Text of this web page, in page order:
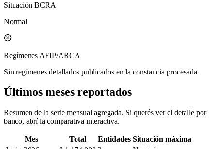
Situación BCRA
Normal
Regímenes AFIP/ARCA
Sin regímenes detallados publicados en la constancia procesada.
Últimos meses reportados
Resumen de la serie mensual agregada. Si querés ver el detalle por
banco, abrí la comparativa interactiva.
Mes Total Entidades Situación máxima